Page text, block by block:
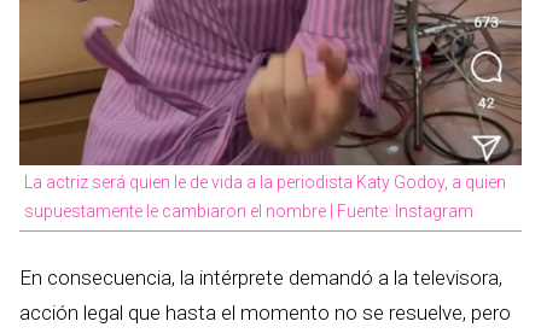
La actriz será quien le de vida a la periodista Katy Godoy, a quien
supuestamente le cambiaron el nombre | Fuente: Instagram
En consecuencia, la intérprete demandó a la televisora,
acción legal que hasta el momento no se resuelve, pero